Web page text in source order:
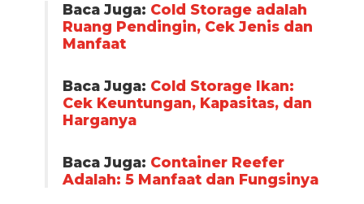
Baca Juga: Cold Storage adalah
Ruang Pendingin, Cek Jenis dan
Manfaat
Baca Juga: Cold Storage Ikan:
Cek Keuntungan, Kapasitas, dan
Harganya
Baca Juga: Container Reefer
Adalah: 5 Manfaat dan Fungsinya